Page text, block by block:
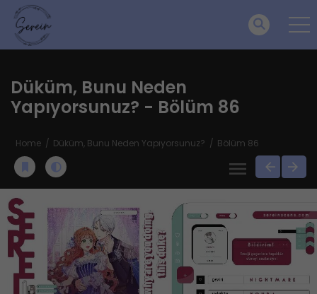
Düküm, Bunu Neden
Yapıyorsunuz? - Bölüm 86
Home Düküm, Bunu Neden Yapıyorsunuz? Bölüm 86